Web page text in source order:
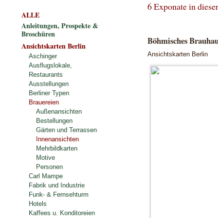
6 Exponate in
Böhmisches
Ansichtskarten Berlin
ALLE
Anleitungen, Prospekte &
Broschüren
Ansichtskarten Berlin
Aschinger
Ausflugslokale,
Restaurants
Ausstellungen
Berliner Typen
Brauereien
Außenansichten
Bestellungen
Gärten und Terrassen
Innenansichten
Mehrbildkarten
Motive
Personen
Carl Mampe
Fabrik und Industrie
Funk- & Fernsehturm
Hotels
Kaffees u. Konditoreien